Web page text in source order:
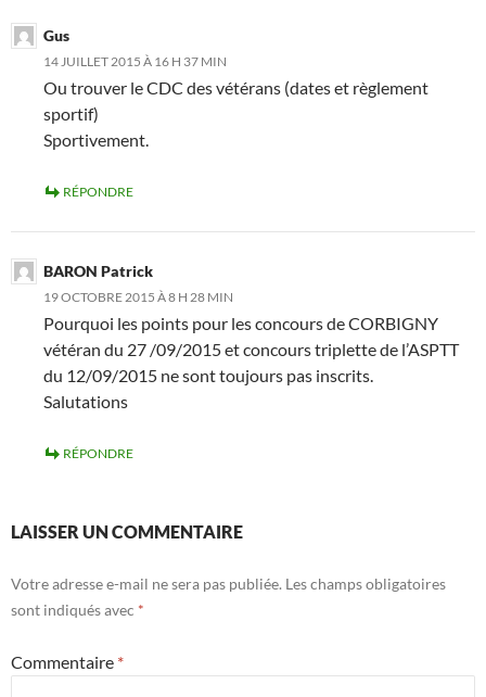
Gus
14 JUILLET 2015 À 16 H 37 MIN
Ou trouver le CDC des vétérans (dates et règlement
sportif)
Sportivement.
RÉPONDRE
BARON Patrick
19 OCTOBRE 2015 À 8 H 28 MIN
Pourquoi les points pour les concours de CORBIGNY
vétéran du 27 /09/2015 et concours triplette de l’ASPTT
du 12/09/2015 ne sont toujours pas inscrits.
Salutations
RÉPONDRE
LAISSER UN COMMENTAIRE
Votre adresse e-mail ne sera pas publiée. Les champs obligatoires
sont indiqués avec *
Commentaire *